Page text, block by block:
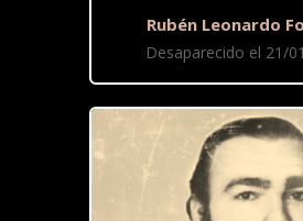
Rubén Leonardo
Desaparecido el 21/